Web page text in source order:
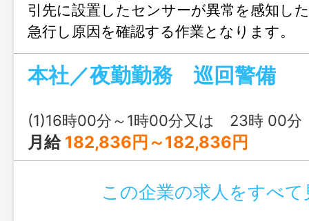
引先に設置したセンサーが異常を感知し
急行し原因を確認する作業となります。
連絡と取りつつ原因を確認し、対応結果
てお客様に報告します。 充実した研修
す。 変更範囲：変更なし
本社／夜勤勤務 巡回警備
(1)16時00分～1時00分又は 23時 00分 ～ 8時 00
月給 182,836円～182,836円
この企業の求人をすべて